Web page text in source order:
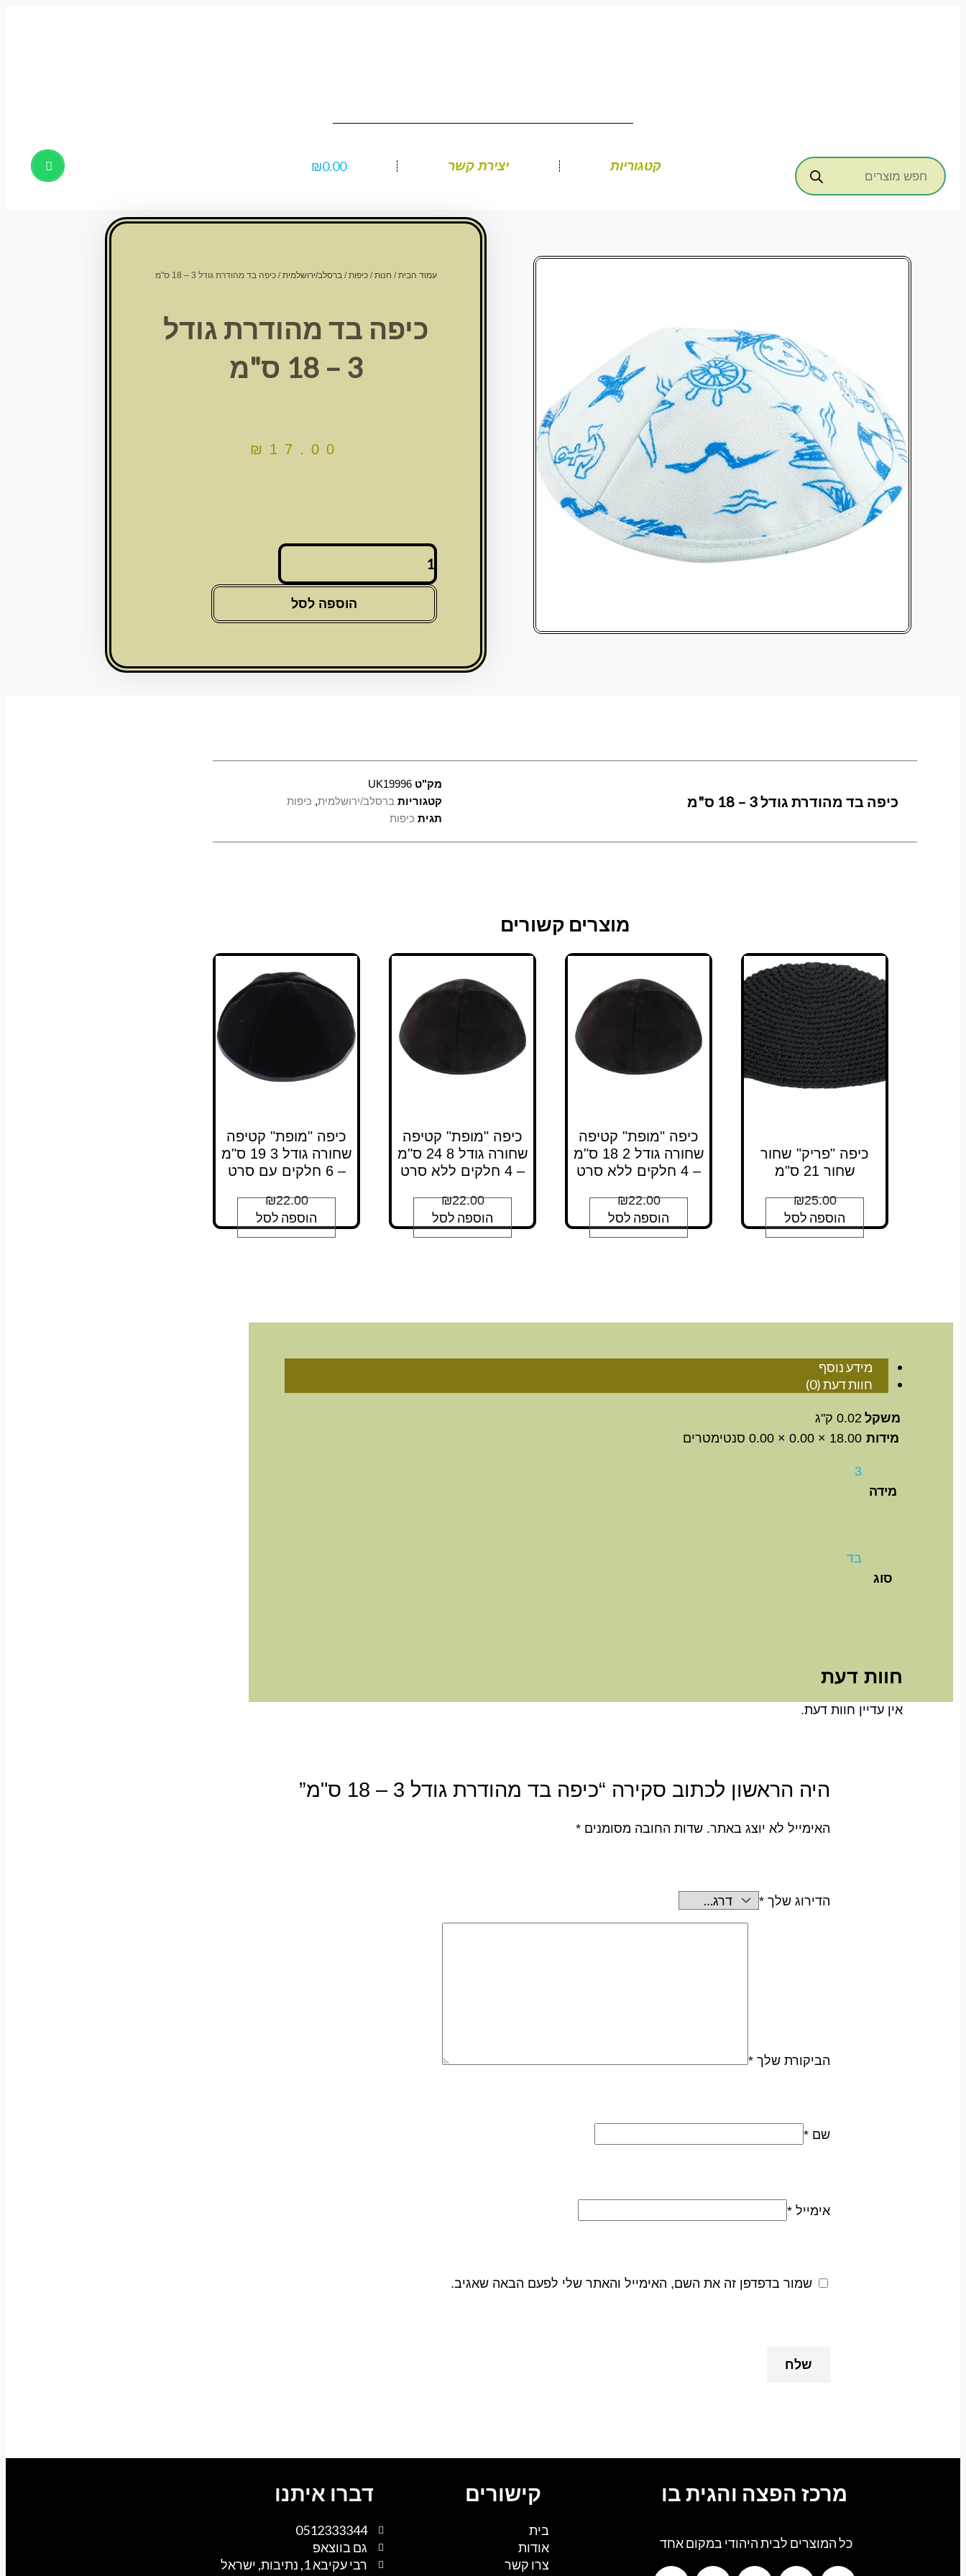
Products
search
קטגוריות יצירת קשר ₪0.00
עמוד הבית/ חנות/ כיפות/ ברסלב/ירושלמית/ כיפה בד מהודרת גודל 3 – 18 ס"מ
כיפה בד מהודרת גודל
3 – 18 ס"מ
₪ 17.00
כמות
של
כיפה
מהודרת
-
הוספה לסל
כיפה בד מהודרת גודל 3 – 18 ס"מ
מק"ט UK19996
קטגוריות ברסלב/ירושלמית, כיפות
תגית כיפות
מוצרים קשורים
כיפה "פריק" שחור
שחור 21 ס"מ
₪25.00
הוספה לסל
כיפה "מופת" קטיפה
שחורה גודל 2 18 ס"מ
– 4 חלקים ללא סרט
₪22.00
הוספה לסל
כיפה "מופת" קטיפה
שחורה גודל 8 24 ס"מ
– 4 חלקים ללא סרט
₪22.00
הוספה לסל
כיפה "מופת" קטיפה
שחורה גודל 3 19 ס"מ
– 6 חלקים עם סרט
₪22.00
הוספה לסל
מידע נוסף
חוות דעת (0)
משקל 0.02 ק"ג
מידות 18.00 × 0.00 × 0.00 סנטימטרים
מידה
3
סוג
בד
חוות דעת
אין עדיין חוות דעת.
היה הראשון לכתוב סקירה “כיפה בד מהודרת גודל 3 – 18 ס"מ”
האימייל לא יוצג באתר. שדות החובה מסומנים *
הדירוג שלך *
הביקורת שלך *
שם *
אימייל *
שמור בדפדפן זה את השם, האימייל והאתר שלי לפעם הבאה שאגיב.
מרכז הפצה והגית בו
כל המוצרים לבית היהודי במקום אחד
קישורים
בית
אודות
צרו קשר
דברו איתנו
0512333344
גם בווצאפ
רבי עקיבא 1, נתיבות, ישראל